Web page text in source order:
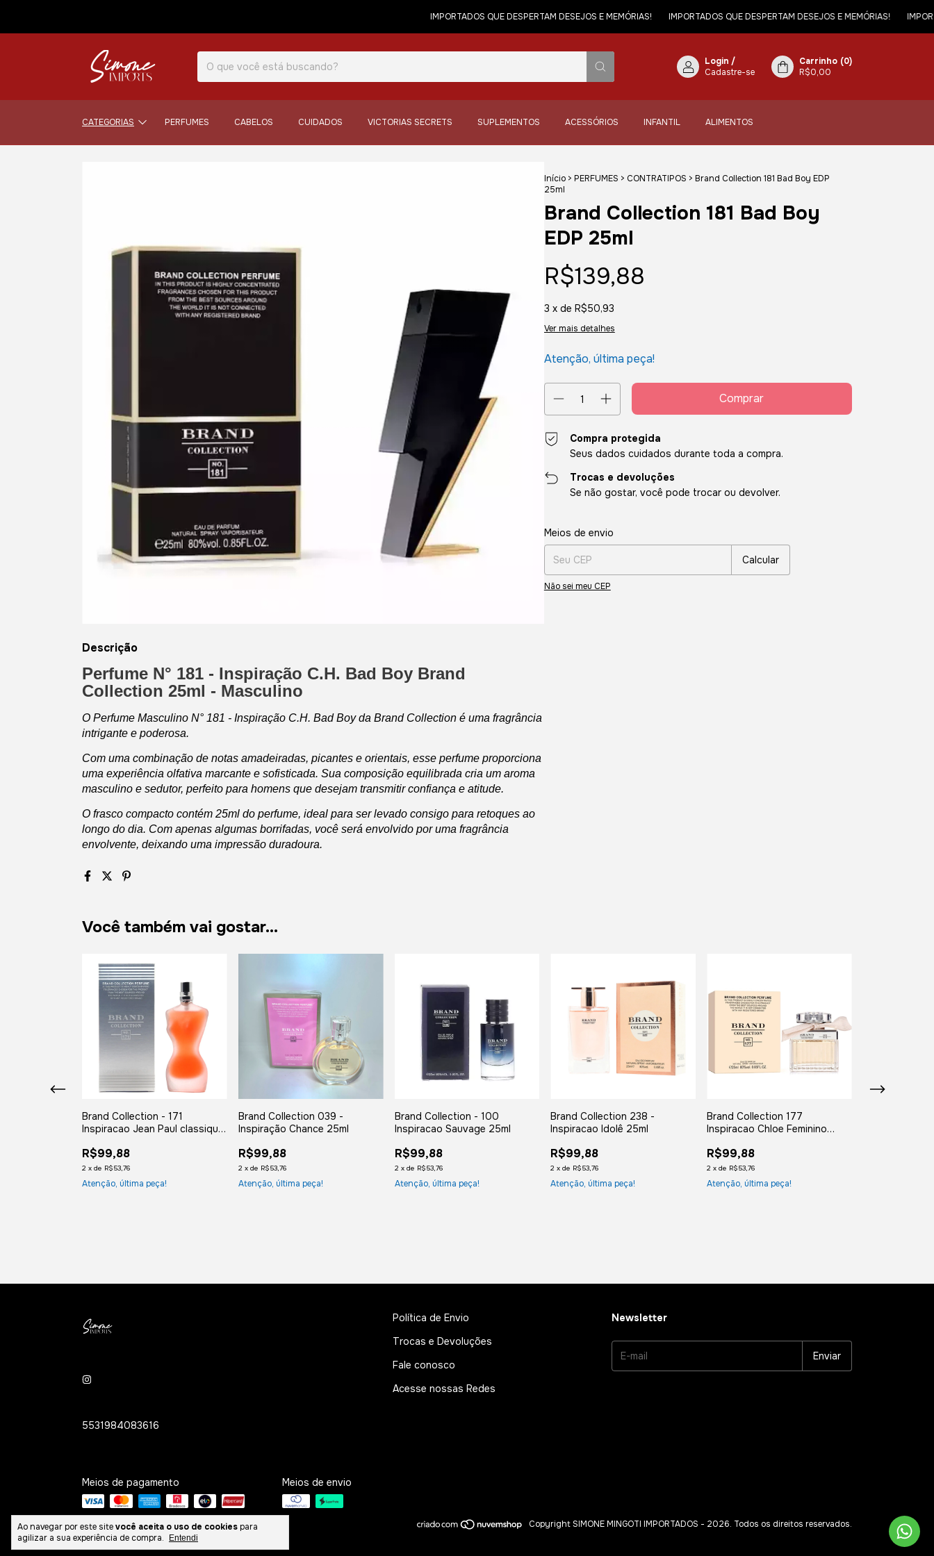
IMPORTADOS QUE DESPERTAM DESEJOS E MEMÓRIAS! IMPORTADOS QUE DESPERTAM DESEJOS E MEMÓRIAS! IMPORTADOS
Login /
Cadastre-se
Carrinho (0)
R$0,00
CATEGORIAS PERFUMES CABELOS CUIDADOS VICTORIAS SECRETS SUPLEMENTOS ACESSÓRIOS INFANTIL ALIMENTOS
Ao navegar por este sitevocê aceita o uso de cookies para
agilizar a sua experiência de compra.
Entendi
Início > PERFUMES > CONTRATIPOS > Brand Collection 181 Bad Boy EDP
25ml
Brand Collection 181 Bad Boy
EDP 25ml
R$139,88
3 x de R$50,93
Ver mais detalhes
Atenção, última peça!
Compra protegida
Seus dados cuidados durante toda a compra.
Trocas e devoluções
Se não gostar, você pode trocar ou devolver.
Entregas para o CEP:
Meios de envio
Calcular
Não sei meu CEP
Descrição
Perfume N° 181 - Inspiração C.H. Bad Boy Brand
Collection 25ml - Masculino
O Perfume Masculino N° 181 - Inspiração C.H. Bad Boy da Brand Collection é uma fragrância
intrigante e poderosa.
Com uma combinação de notas amadeiradas, picantes e orientais, esse perfume proporciona
uma experiência olfativa marcante e sofisticada. Sua composição equilibrada cria um aroma
masculino e sedutor, perfeito para homens que desejam transmitir confiança e atitude.
O frasco compacto contém 25ml do perfume, ideal para ser levado consigo para retoques ao
longo do dia. Com apenas algumas borrifadas, você será envolvido por uma fragrância
envolvente, deixando uma impressão duradoura.
Você também vai gostar...
Brand Collection - 171
Inspiracao Jean Paul classique
R$99,88
2 x de R$53,76
Atenção, última peça!
Brand Collection 039 -
Inspiração Chance 25ml
R$99,88
2 x de R$53,76
Atenção, última peça!
Brand Collection - 100
Inspiracao Sauvage 25ml
R$99,88
2 x de R$53,76
Atenção, última peça!
Brand Collection 238 -
Inspiracao Idolê 25ml
R$99,88
2 xde R$53,76
Atenção, última peça!
Brand Collection 177
Inspiracao Chloe Feminino
R$99,88
2 xde R$53,76
Atenção, última peça!
5531984083616
Política de Envio
Trocas e Devoluções
Fale conosco
Acesse nossas Redes
Newsletter
Meios de pagamento Meios de envio
Copyright SIMONE MINGOTI IMPORTADOS - 2026. Todos os direitos reservados.